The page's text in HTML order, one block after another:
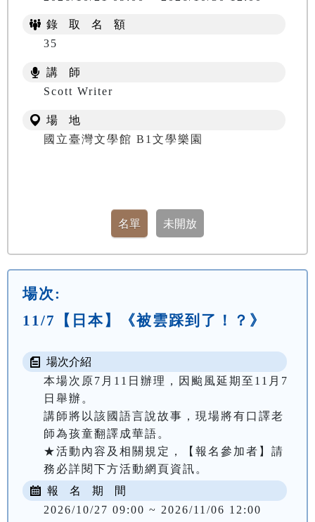
錄 取 名 額
35
講 師
Scott Writer
場 地
國立臺灣文學館 B1文學樂園
場次:
11/7【日本】《被雲踩到了！？》
場次介紹
本場次原7月11日辦理，因颱風延期至11月7
日舉辦。
講師將以該國語言說故事，現場將有口譯老
師為孩童翻譯成華語。
★活動內容及相關規定，【報名參加者】請
務必詳閱下方活動網頁資訊。
報 名 期 間
2026/10/27 09:00 ~ 2026/11/06 12:00